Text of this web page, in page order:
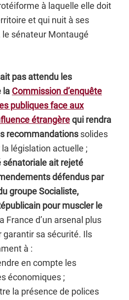
à laquelle elle doit
et qui nuit à ses
le sénateur Montaugé
pas attendu les
la Commission d’enquête
publiques face aux
étrangèrequi rendra
recommandations solides
législation actuelle ;
sénatoriale ait rejeté
défendus par
groupeSocialiste,
pour muscler le
France d’un arsenal plus
garantir sa sécurité. Ils
à :
en compte les
économiques ;
la présence de polices